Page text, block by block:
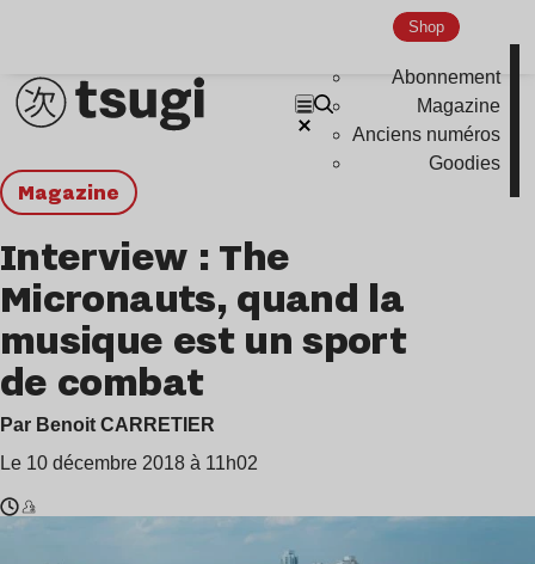
Shop
Abonnement
Magazine
Anciens numéros
Goodies
magazine
Interview : The
Micronauts, quand la
musique est un sport
de combat
Par Benoit CARRETIER
Le 10 décembre 2018 à 11h02
Temps
The